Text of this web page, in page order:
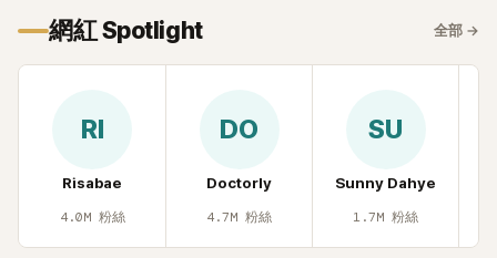
網紅 Spotlight 全部 →
RI
Risabae
4.0M 粉絲
DO
Doctorly
4.7M 粉絲
SU
Sunny Dahye
1.7M 粉絲